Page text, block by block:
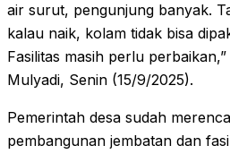
air surut, pengunjung banyak.
kalau naik, kolam tidak bisa
Fasilitas masih perlu perbaikan,”
Mulyadi, Senin (15/9/2025).
Pemerintah desa sudah
pembangunan jembatan dan